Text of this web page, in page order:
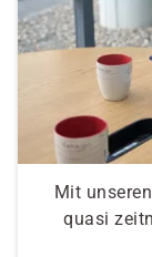
Mit
quasi